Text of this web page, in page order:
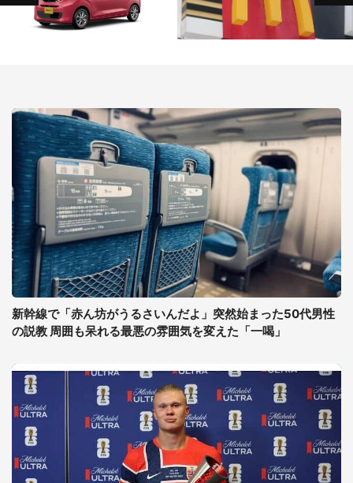
新幹線で「赤ん坊がうるさいんだよ」突然始まった50代男性
の説教 周囲も呆れる最悪の雰囲気を変えた「一喝」